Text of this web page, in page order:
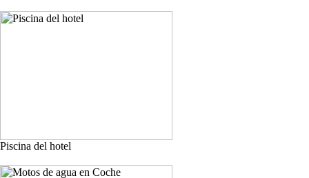
Piscina del hotel